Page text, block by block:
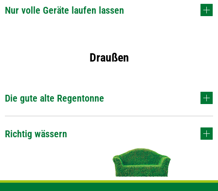
Nur volle Geräte laufen lassen
Draußen
Die gute alte Regentonne
Richtig wässern